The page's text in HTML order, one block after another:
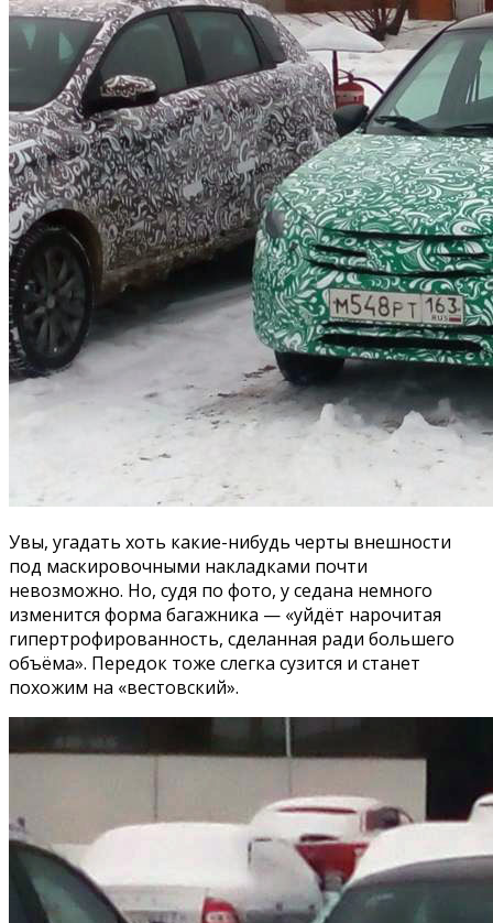
Увы, угадать хоть какие-нибудь черты внешности
под маскировочными накладками почти
невозможно. Но, судя по фото, у седана немного
изменится форма багажника — «уйдёт нарочитая
гипертрофированность, сделанная ради большего
объёма». Передок тоже слегка сузится и станет
похожим на «вестовский».